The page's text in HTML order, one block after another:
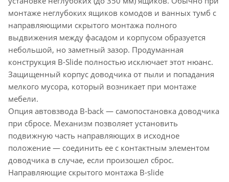
монтаже неглубоких ящиков комодов и ванных тумб с
направляющими скрытого монтажа полного
выдвижения между фасадом и корпусом образуется
небольшой, но заметный зазор. Продуманная
конструкция B-Slide полностью исключает этот нюанс.
Защищенный корпус доводчика от пыли и попадания
мелкого мусора, который возникает при монтаже
мебели.
Опция автовзвода В-back — самопостановка доводчика
при сбросе. Механизм позволяет установить
подвижную часть направляющих в исходное
положение — соединить ее с контактным элементом
доводчика в случае, если произошел сброс.
Направляющие скрытого монтажа В-slide